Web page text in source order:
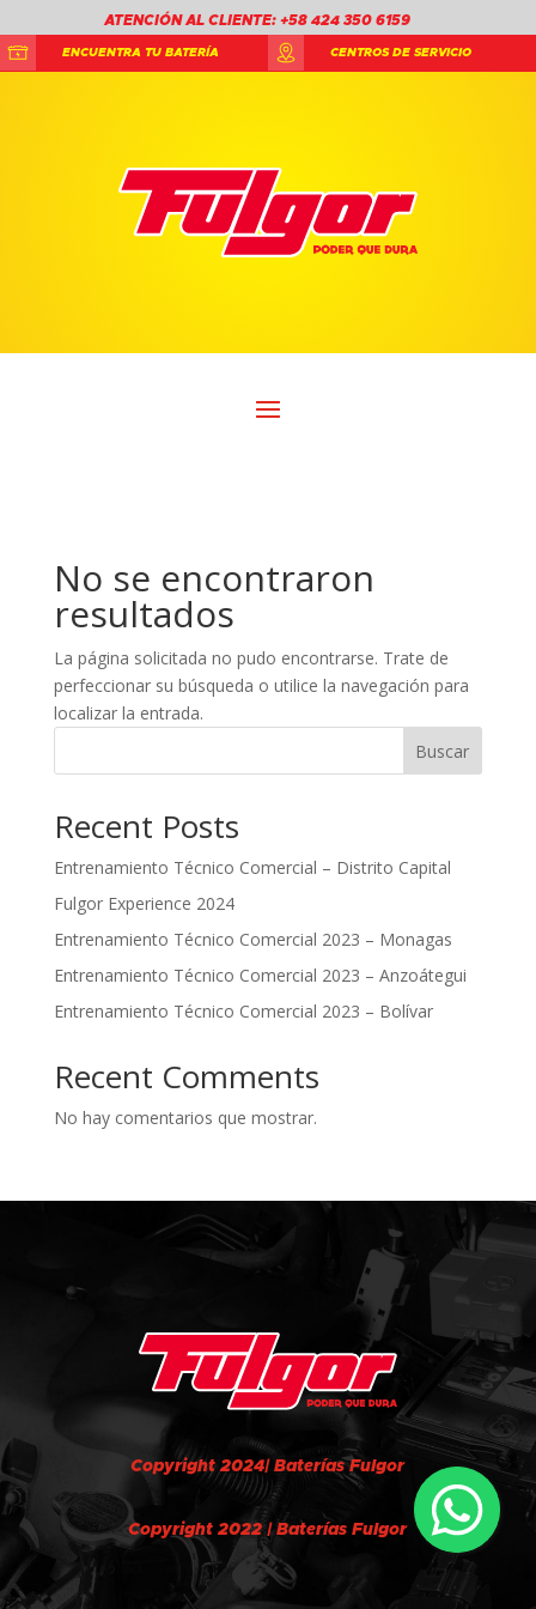
ATENCIÓN AL CLIENTE: +58 424 350 6159
ENCUENTRA TU BATERÍA CENTROS DE SERVICIO
No se encontraron
resultados
La página solicitada no pudo encontrarse. Trate de
perfeccionar su búsqueda o utilice la navegación para
localizar la entrada.
Buscar
Recent Posts
Entrenamiento Técnico Comercial – Distrito Capital
Fulgor Experience 2024
Entrenamiento Técnico Comercial 2023 – Monagas
Entrenamiento Técnico Comercial 2023 – Anzoátegui
Entrenamiento Técnico Comercial 2023 – Bolívar
Recent Comments
No hay comentarios que mostrar.
Copyright 2024| Baterías Fulgor
Copyright 2022 | Baterías Fulgor